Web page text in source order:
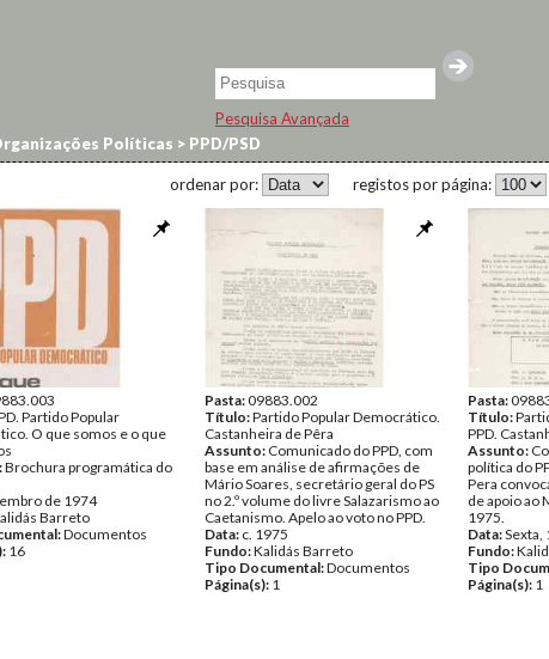
Pesquisa Avançada
Políticas > PPD/PSD
registos por página:
ordenar por:
Partido Popular
O que somos e o que
Brochura programática do
de 1974
Barreto
Documentos
16
Pasta:09883.002
Título:Partido Popular Democrático.
Castanheira de Pêra
Assunto: Comunicado do PPD, com
base em análise de afirmações de
Mário Soares, secretário geral do PS
no 2.º volume do livre Salazarismo ao
Caetanismo. Apelo ao voto no PPD.
Data: c. 1975
Fundo:Kalidás Barreto
Tipo Documental:Documentos
Página(s): 1
Pasta:
Título:
PPD.
Assunto:
política do
Pera
de apoio ao
1975.
Data:Sexta,
Fundo:
Tipo
Página(s): 1